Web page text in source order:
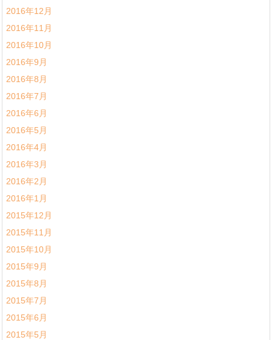
2016年12月
2016年11月
2016年10月
2016年9月
2016年8月
2016年7月
2016年6月
2016年5月
2016年4月
2016年3月
2016年2月
2016年1月
2015年12月
2015年11月
2015年10月
2015年9月
2015年8月
2015年7月
2015年6月
2015年5月